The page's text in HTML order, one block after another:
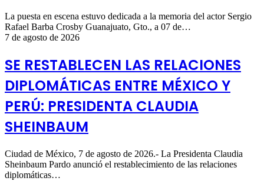
La puesta en escena estuvo dedicada a la memoria del actor Sergio
Rafael Barba Crosby Guanajuato, Gto., a 07 de…
7 de agosto de 2026
SE RESTABLECEN LAS RELACIONES
DIPLOMÁTICAS ENTRE MÉXICO Y
PERÚ: PRESIDENTA CLAUDIA
SHEINBAUM
Ciudad de México, 7 de agosto de 2026.- La Presidenta Claudia
Sheinbaum Pardo anunció el restablecimiento de las relaciones
diplomáticas…